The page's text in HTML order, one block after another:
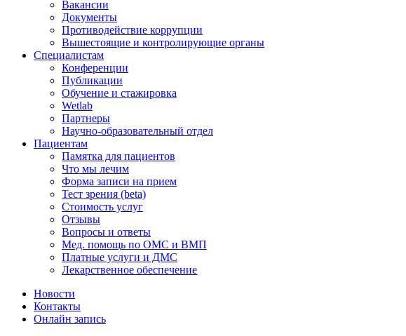
Вакансии
Документы
Противодействие коррупции
Вышестоящие и контролирующие органы
Специалистам
Конференции
Публикации
Обучение и стажировка
Wetlab
Партнеры
Научно-образовательный отдел
Пациентам
Памятка для пациентов
Что мы лечим
Форма записи на прием
Тест зрения (beta)
Стоимость услуг
Отзывы
Вопросы и ответы
Мед. помощь по ОМС и ВМП
Платные услуги и ДМС
Лекарственное обеспечение
Новости
Контакты
Онлайн запись